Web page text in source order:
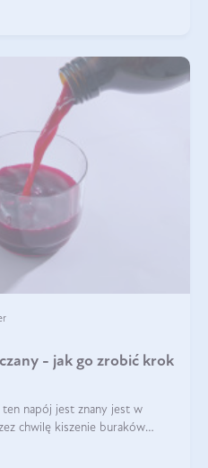
- jak go zrobić krok
napój jest znany jest w
chwilę kiszenie buraków